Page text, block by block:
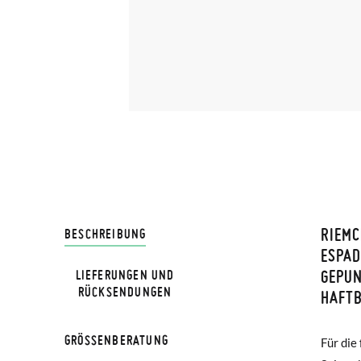
BESCHREIBUNG
Für
LIEFERUNGEN UND
RÜCKSENDUNGEN
Bei
GRÖSSENBERATUNG